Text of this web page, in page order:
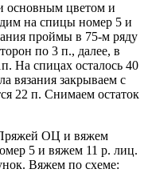
основным цветом и
на спицы номер 5 и
проймы в 75-м ряду
по 3 п., далее, в
На спицах осталось 40
вязания закрываем с
22 п. Снимаем остаток
ОЦ и вяжем
5 и вяжем 11 р. лиц.
Вяжем по схеме: